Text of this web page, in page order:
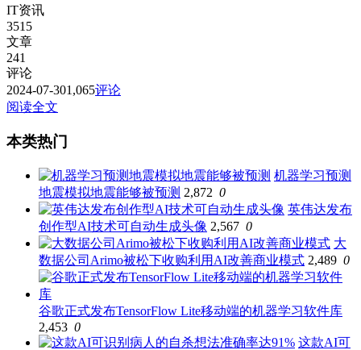
IT资讯
3515
文章
241
评论
2024-07-301,065评论
阅读全文
本类热门
机器学习预测
地震模拟地震能够被预测 2,872 0
英伟达发布
创作型AI技术可自动生成头像 2,567 0
大
数据公司Arimo被松下收购利用AI改善商业模式 2,489 0
谷歌正式发布TensorFlow Lite移动端的机器学习软件库
2,453 0
这款AI可